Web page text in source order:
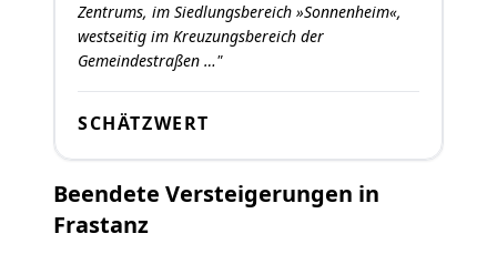
Zentrums, im Siedlungsbereich »Sonnenheim«,
westseitig im Kreuzungsbereich der
Gemeindestraßen …"
SCHÄTZWERT
Beendete Versteigerungen in
Frastanz